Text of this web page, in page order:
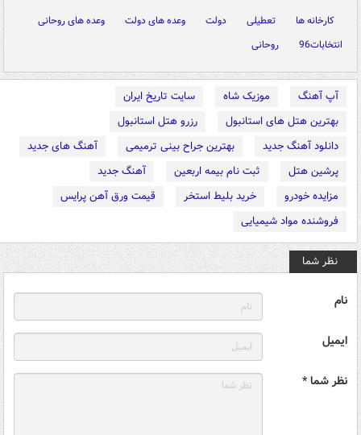
کارخانه ها تعطیلی دولت وعده های دولت
وعده های روحانی
انتخابات96
روحانی
آپ آهنگ موزیک شاه
سایت تاریخ ایران
بهترین هتل های استانبول
رزرو هتل استانبول
دانلود آهنگ جدید
بهترین جراح بینی ترمیمی
آهنگ های جدید
پرشین هتل
ثبت نام بیمه اربعین
آهنگ جدید
مزایده خودرو
خرید بلیط استخر
قیمت ورق آهن پرایس
فروشنده مواد شیمیایی
نظر شما
نام
ایمیل
نظر شما *